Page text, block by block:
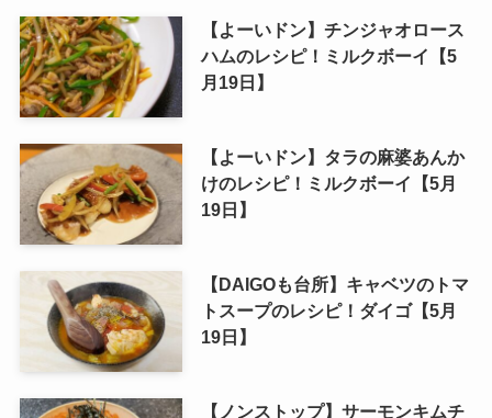
【よーいドン】チンジャオロース
ハムのレシピ！ミルクボーイ【5
月19日】
【よーいドン】タラの麻婆あんか
けのレシピ！ミルクボーイ【5月
19日】
【DAIGOも台所】キャベツのトマ
トスープのレシピ！ダイゴ【5月
19日】
【ノンストップ】サーモンキムチ